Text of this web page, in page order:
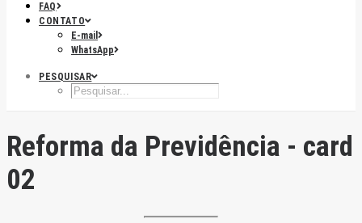
FAQ
CONTATO
E-mail
WhatsApp
PESQUISAR
Reforma da Previdência - card
02